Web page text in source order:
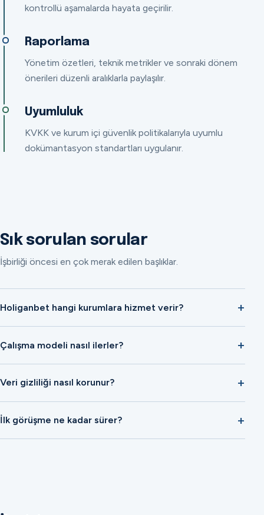
kontrollü aşamalarda hayata geçirilir.
Raporlama
Yönetim özetleri, teknik metrikler ve sonraki dönem
önerileri düzenli aralıklarla paylaşılır.
Uyumluluk
KVKK ve kurum içi güvenlik politikalarıyla uyumlu
dokümantasyon standartları uygulanır.
Sık sorulan sorular
İşbirliği öncesi en çok merak edilen başlıklar.
Holiganbet hangi kurumlara hizmet verir?
Çalışma modeli nasıl ilerler?
Veri gizliliği nasıl korunur?
İlk görüşme ne kadar sürer?